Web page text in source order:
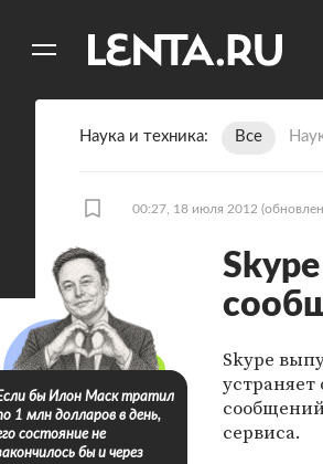
Наука и техника Все
00:27, 18 июля 2012
Skype
сервиса.
бы Илон Маск тратил
1 млн долларов в день,
состояние не
бы и через